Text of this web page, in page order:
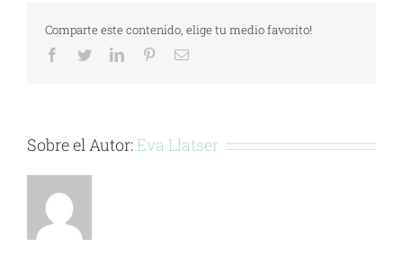
Comparte este contenido, elige tu medio favorito!
Facebook
TwitterLinkedInPinterestCorreo
Sobre el Autor: Eva Llatser